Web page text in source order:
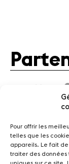
Pour offrir les
telles que les
appareils. Le fait
traiter des données